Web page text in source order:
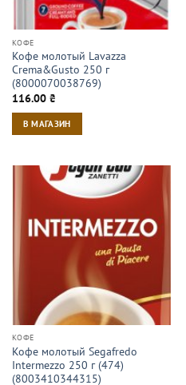
КОФЕ
Кофе молотый Lavazza
Crema&Gusto 250 г
(8000070038769)
116.00 ₴
В МАГАЗИН
КОФЕ
Кофе молотый Segafredo
Intermezzo 250 г (474)
(8003410344315)